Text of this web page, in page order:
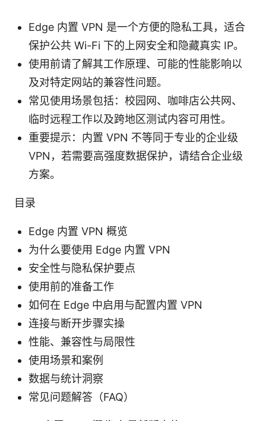
Edge 内置 VPN 是一个方便的隐私工具，适合
保护公共 Wi-Fi 下的上网安全和隐藏真实 IP。
使用前请了解其工作原理、可能的性能影响以
及对特定网站的兼容性问题。
常见使用场景包括：校园网、咖啡店公共网、
临时远程工作以及跨地区测试内容可用性。
重要提示：内置 VPN 不等同于专业的企业级
VPN，若需要高强度数据保护，请结合企业级
方案。
目录
Edge 内置 VPN 概览
为什么要使用 Edge 内置 VPN
安全性与隐私保护要点
使用前的准备工作
如何在 Edge 中启用与配置内置 VPN
连接与断开步骤实操
性能、兼容性与局限性
使用场景和案例
数据与统计洞察
常见问题解答（FAQ）